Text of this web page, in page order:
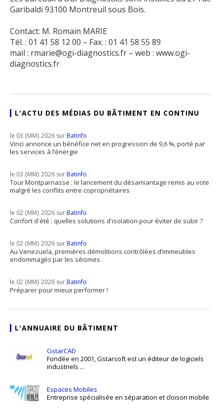
Garibaldi 93100 Montreuil sous Bois.
Contact: M. Romain MARIE
Tél. : 01 41 58 12 00 – Fax. : 01 41 58 55 89
mail : rmarie@ogi-diagnostics.fr – web : www.ogi-
diagnostics.fr
L'ACTU DES MÉDIAS DU BÂTIMENT EN CONTINU
le 03 {MM} 2026 surBatinfo
Vinci annonce un bénéfice net en progression de 9,6 %, porté par
les services à l’énergie
le 03 {MM} 2026 surBatinfo
Tour Montparnasse : le lancement du désamiantage remis au vote
malgré les conflits entre copropriétaires
le 02 {MM} 2026 surBatinfo
Confort d'été : quelles solutions d'isolation pour éviter de subir ?
le 02 {MM} 2026 surBatinfo
Au Venezuela, premières démolitions contrôlées d’immeubles
endommagés par les séismes
le 02 {MM} 2026 surBatinfo
Préparer pour mieux performer !
L'ANNUAIRE DU BÂTIMENT
GstarCAD
Fondée en 2001, Gstarsoft est un éditeur de logiciels
industriels ...
Espaces Mobiles
Entreprise spécialisée en séparation et cloison mobile